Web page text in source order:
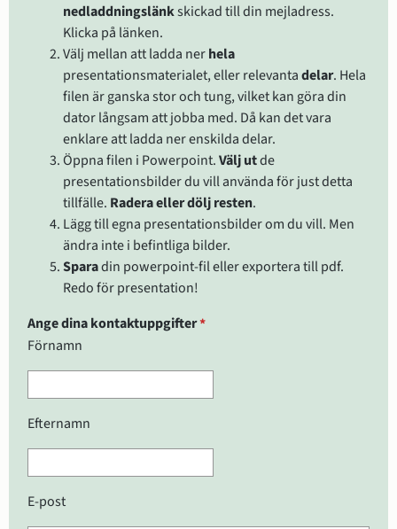
nedladdningslänk skickad till din mejladress.
Klicka på länken.
Välj mellan att ladda ner
presentationsmaterialet, eller relevanta delar. Hela
filen är ganska stor och tung, vilket kan göra din
dator långsam att jobba med. Då kan det vara
enklare att ladda ner enskilda delar.
Öppna filen i Powerpoint. Välj ut de
presentationsbilder du vill använda för just detta
tillfälle. Radera eller dölj resten.
Lägg till egna presentationsbilder om du vill. Men
ändra inte i befintliga bilder.
Spara din powerpoint-fil eller exportera till pdf.
Redo för presentation!
Ange dina kontaktuppgifter*(obligatorisk)
Ange dina kontaktuppgifter
Förnamn
Efternamn
E-post